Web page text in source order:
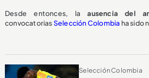
Desde entonces, laausencia del
convocatoriasSelección Colombia ha sido
Selección Colombia